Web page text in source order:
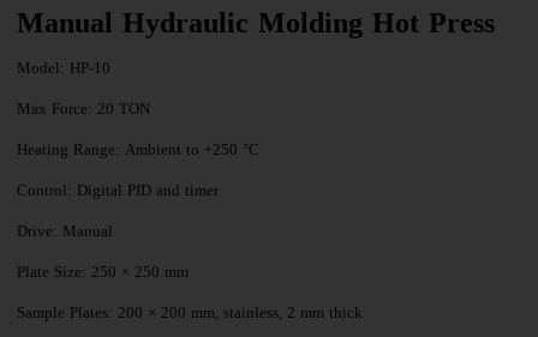
Manual Hydraulic Molding Hot Press
Model: HP-10
Max Force: 20 TON
Heating Range: Ambient to +250 °C
Control: Digital PID and timer
Drive: Manual
Plate Size: 250 × 250 mm
Sample Plates: 200 × 200 mm, stainless, 2 mm thick